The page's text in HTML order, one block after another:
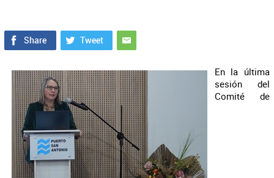
En la última
sesión del
Comité de